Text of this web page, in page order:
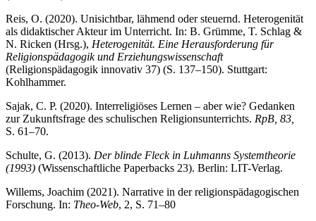
Reis, O. (2020). Unisichtbar, lähmend oder steuernd. Heterogenität
als didaktischer Akteur im Unterricht. In: B. Grümme, T. Schlag &
N. Ricken (Hrsg.), Heterogenität. Eine Herausforderung für
Religionspädagogik und Erziehungswissenschaft
(Religionspädagogik innovativ 37) (S. 137–150). Stuttgart:
Kohlhammer.
Sajak, C. P. (2020). Interreligiöses Lernen – aber wie? Gedanken
zur Zukunftsfrage des schulischen Religionsunterrichts. RpB, 83,
S. 61–70.
Schulte, G. (2013). Der blinde Fleck in Luhmanns Systemtheorie
(1993) (Wissenschaftliche Paperbacks 23). Berlin: LIT-Verlag.
Willems, Joachim (2021). Narrative in der religionspädagogischen
Forschung. In: Theo-Web, 2, S. 71–80